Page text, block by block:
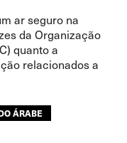
ar seguro na
da Organização
quanto a
relacionados a
ÁRABE